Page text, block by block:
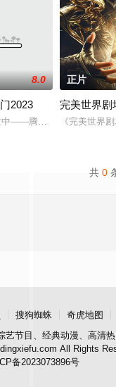
突破修为早日飞升，徐阳
以为能在这片熟悉的地
8.0
2023
——腾讯视频《斗罗大陆
正片
完美世界剧
《完美世界
共 0
搜狗蜘蛛 奇虎地图
艺节目、经典动漫、高清
All Rights
备2023073896号